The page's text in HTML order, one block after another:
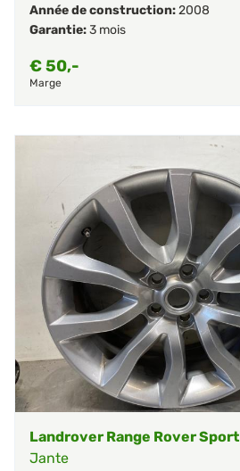
Année de construction:2008
Garantie:3 mois
€50,-
Marge
Landrover Range Rover Sport
Jante